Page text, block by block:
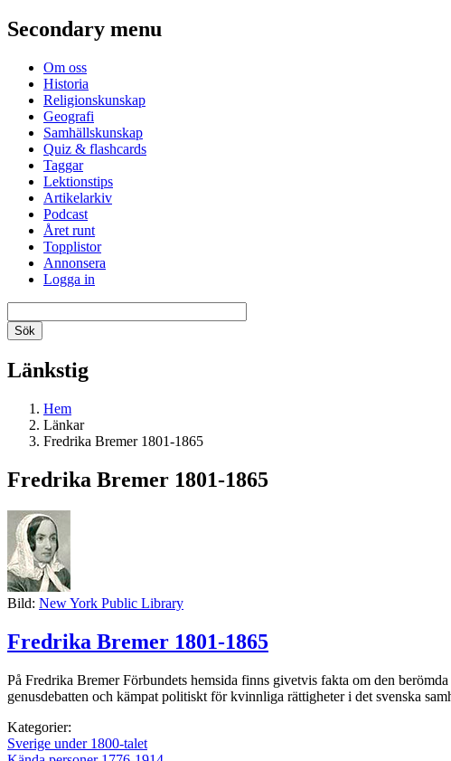
Secondary menu
Om oss
Historia
Religionskunskap
Geografi
Samhällskunskap
Quiz & flashcards
Taggar
Lektionstips
Artikelarkiv
Podcast
Året runt
Topplistor
Annonsera
Logga in
Länkstig
Hem
Länkar
Fredrika Bremer 1801-1865
Fredrika Bremer 1801-1865
Bild: New York Public Library
Fredrika Bremer 1801-1865
På Fredrika Bremer Förbundets hemsida finns givetvis fakta om den
genusdebatten och kämpat politiskt för kvinnliga rättigheter i det svenska
Kategorier:
Sverige under 1800-talet